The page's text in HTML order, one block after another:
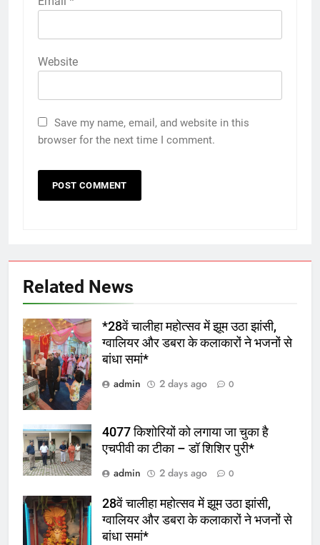
Website
Save my name, email, and website in this
browser for the next time I comment.
Related News
*28वें चालीहा महोत्सव में झूम उठा झांसी,
ग्वालियर और डबरा के कलाकारों ने भजनों से
बांधा समां*
admin
2 days ago 0
4077 किशोरियों को लगाया जा चुका है
एचपीवी का टीका – डॉ शिशिर पुरी*
admin
2 days ago 0
28वें चालीहा महोत्सव में झूम उठा झांसी,
ग्वालियर और डबरा के कलाकारों ने भजनों से
बांधा समां*